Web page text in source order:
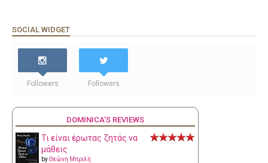
SOCIAL WIDGET
Followers Followers
DOMINICA'S REVIEWS
Τι είναι έρωτας ζητάς να
μάθεις
byΘεώνη Μπριλή